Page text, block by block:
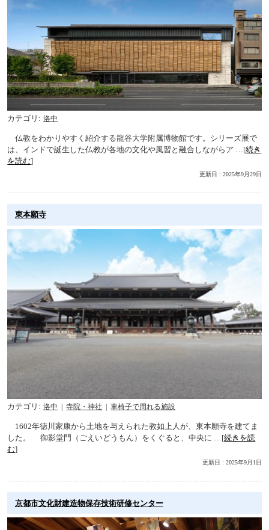
カテゴリ 洛中
仏教をわかりやすく紹介する龍谷大学附属博物館です。シリーズ展で
は、インドで誕生した仏教が各地の文化や風習と融合しながらア …[続き
を読む]
更新日 : 2025年9月29日
東本願寺
カテゴリ 洛中 寺院・神社 車椅子で周れる施設
1602年徳川家康から土地を与えられた教如上人が、東本願寺を建てま
した。 御影堂門（ごえいどうもん）をくぐると、中央に …[続きを読
む]
更新日 : 2025年9月1日
京都市文化財建造物保存技術研修センター